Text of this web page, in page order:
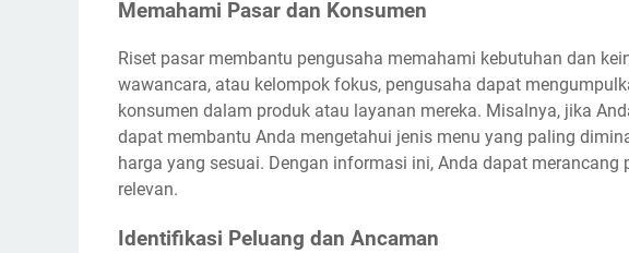
Memahami Pasar dan Konsumen
Riset pasar membantu pengusaha memahami kebutuhan dan
wawancara, atau kelompok fokus, pengusaha dapat
konsumen dalam produk atau layanan mereka. Misalnya, jika
dapat membantu Anda mengetahui jenis menu yang paling
harga yang sesuai. Dengan informasi ini, Anda dapat merancang
relevan.
Identifikasi Peluang dan Ancaman